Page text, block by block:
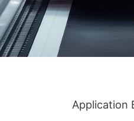
Application